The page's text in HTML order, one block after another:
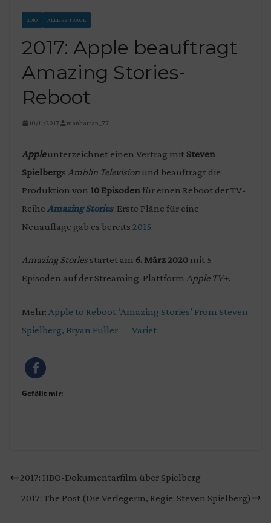
2010 ALLE BEITRÄGE
2017: Apple beauftragt
Amazing Stories-
Reboot
10/11/2017 manhattan_77
Appleunterzeichnet einen Vertrag mit Steven
Spielbergs Amblin Television und beauftragt die
Produktion von 10 Episoden für einen Reboot der TV-
Reihe Amazing Stories. Erste Pläne für eine
Neuauflage gab es bereits 2015.
Amazing Stories startet am 6. März 2020 mit 5
Episoden auf der Streaming-Plattform Apple TV+.
Mehr: Apple to Reboot ‘Amazing Stories’ From Steven
Spielberg, Bryan Fuller — Variet
Gefällt mir:
2017: HBO-Dokumentarfilm über Spielberg
2017: The Post (Die Verlegerin, Regie: Steven Spielberg)